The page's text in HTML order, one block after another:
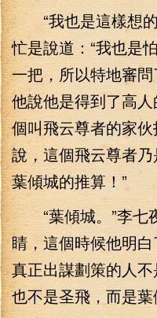
“我也是這樣想的
忙是說道：“我也是
一把，所以特地審問
他說他是得到了高
個叫飛云尊者的家
說，這個飛云尊者
葉傾城的推算！”
“葉傾城。”李七
睛，這個時候他明
真正出謀劃策的人不
也不是圣飛，而是葉